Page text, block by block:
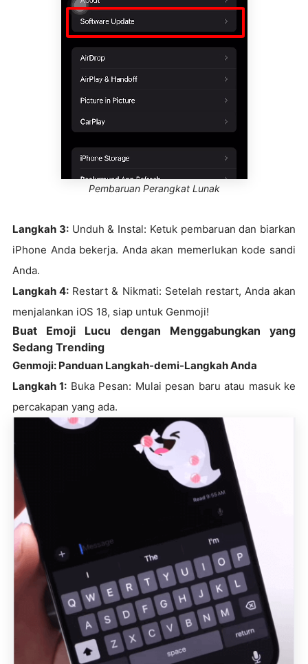
Pembaruan Perangkat Lunak
Langkah 3:Unduh & Instal: Ketuk pembaruan dan biarkan
iPhone Anda bekerja. Anda akan memerlukan kode sandi
Anda.
Langkah 4: Restart & Nikmati: Setelah restart, Anda akan
menjalankan iOS 18, siap untuk Genmoji!
Buat Emoji Lucu dengan Menggabungkan yang
Sedang Trending
Genmoji: Panduan Langkah-demi-Langkah Anda
Langkah 1: Buka Pesan: Mulai pesan baru atau masuk ke
percakapan yang ada.